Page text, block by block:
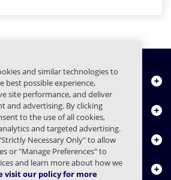
and similar technologies to
best possible experience,
site performance, and deliver
and advertising. By clicking
to the use of all cookies,
and targeted advertising.
Necessary Only" to allow
or "Manage Preferences" to
and learn more about how we
visit our policy for more